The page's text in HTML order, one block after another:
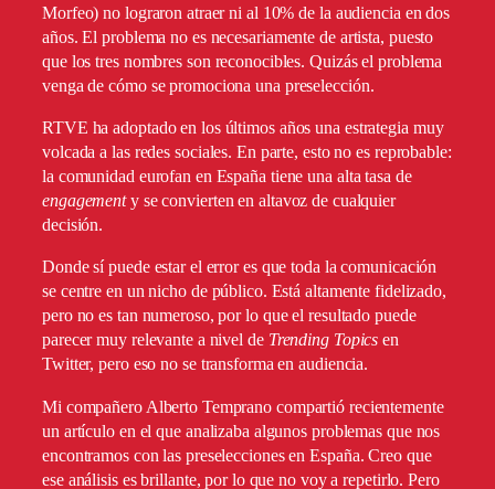
Morfeo) no lograron atraer ni al 10% de la audiencia en dos
años. El problema no es necesariamente de artista, puesto
que los tres nombres son reconocibles. Quizás el problema
venga de cómo se promociona una preselección.
RTVE ha adoptado en los últimos años una estrategia muy
volcada a las redes sociales. En parte, esto no es reprobable:
la comunidad eurofan en España tiene una alta tasa de
engagementy se convierten en altavoz de cualquier
decisión.
Donde sí puede estar el error es que toda la comunicación
se centre en un nicho de público. Está altamente fidelizado,
pero no es tan numeroso, por lo que el resultado puede
parecer muy relevante a nivel de Trending Topics en
Twitter, pero eso no se transforma en audiencia.
Mi compañero Alberto Temprano compartió recientemente
un artículo en el que analizaba algunos problemas que nos
encontramos con las preselecciones en España. Creo que
ese análisis es brillante, por lo que no voy a repetirlo. Pero